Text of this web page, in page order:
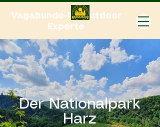
Vagabundo-Ihr Outdoor
Experte
Der Nationalpark
Harz